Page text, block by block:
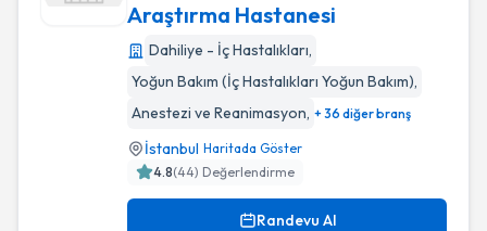
Haydarpaşa Sultan Abdülhamid Eğitim Ve Araştırma
Araştırma Hastanesi
Dahiliye - İç Hastalıkları,
Yoğun Bakım (İç Hastalıkları Yoğun Bakım),
Anestezi ve Reanimasyon, + 36 diğer branş
İstanbul Haritada Göster
4.8(44) Değerlendirme
Randevu Al